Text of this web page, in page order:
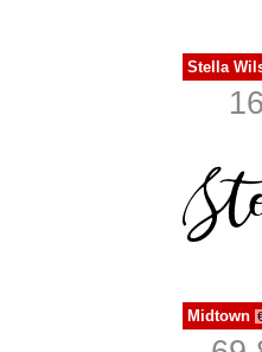
Stella
Midtown